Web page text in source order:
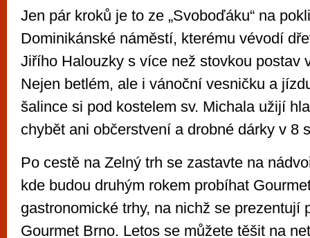
Jen pár kroků je to ze „Svoboďáku“ na
Dominikánské náměstí, kterému vévodí
Jiřího Halouzky s více než stovkou postav
Nejen betlém, ale i vánoční vesničku a
šalince si pod kostelem sv. Michala užijí
chybět ani občerstvení a drobné dárky v 8
Po cestě na Zelný trh se zastavte na
kde budou druhým rokem probíhat
gastronomické trhy, na nichž se prezentují
Gourmet Brno. Letos se můžete těšit na